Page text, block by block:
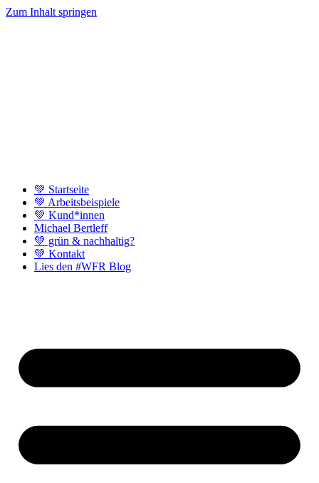
Zum Inhalt springen
💚 Startseite
💚 Arbeitsbeispiele
💚 Kund*innen
Michael Bertleff
💚 grün & nachhaltig?
💚 Kontakt
Lies den #WFR Blog